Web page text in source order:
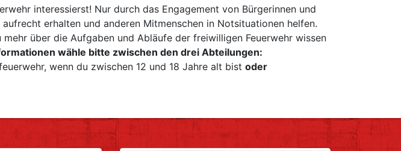
interessierst! Nur durch das Engagement von Bürgerinnen und
erhalten und anderen Mitmenschen in Notsituationen helfen.
über die Aufgaben und Abläufe der freiwilligen Feuerwehr wissen
wähle bitte zwischen den drei Abteilungen:
wenn du zwischen 12 und 18 Jahre alt bist oder